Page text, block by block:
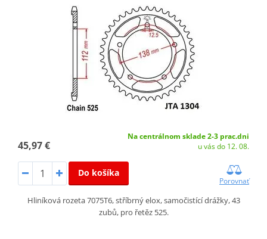
45,97 €
Na centrálnom sklade 2-3 prac.dni
u vás do 12. 08.
Do košíka
Porovnať
Hliníková rozeta 7075T6, stříbrný elox, samočistící drážky, 43
zubů, pro řetěz 525.